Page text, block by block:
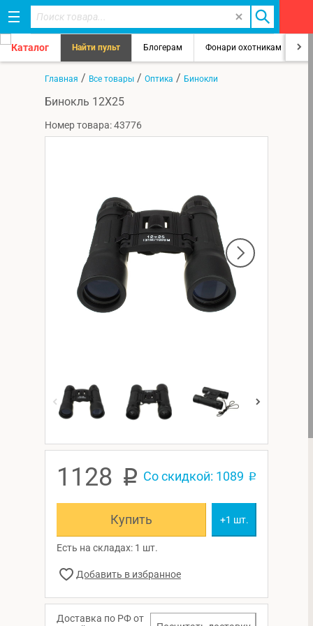
Каталог Найти пульт Блогерам Фонари охотникам
Главная / Все товары / Оптика / Бинокли
Бинокль 12Х25
Номер товара: 43776
1128 p Со скидкой: 1089 p
Купить +1 шт.
Есть на складах: 1 шт.
Доставка по РФ от